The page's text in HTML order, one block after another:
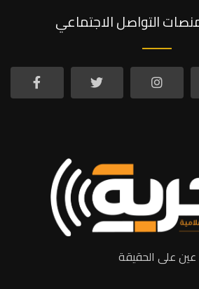
التواصل الاجتماعي
عين على الحقيقة